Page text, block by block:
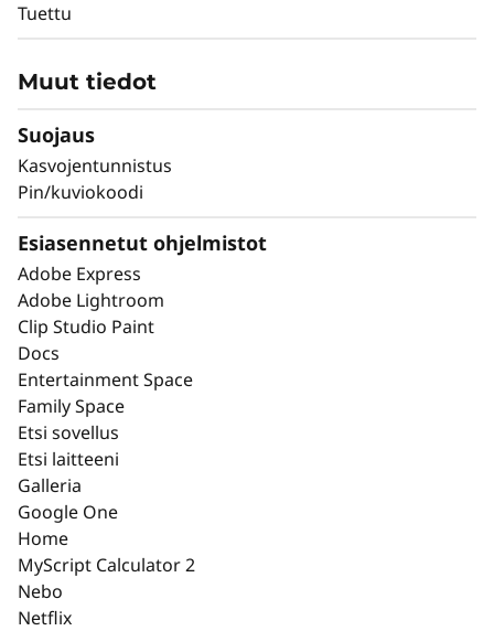
Huippulaadukas 11,1″ tabletti PureSight
Pro -näytöllä ja Dolby Vision
Tarkemmista kuvista älykkäämpiin eleisiin
Tuettu
Muut tiedot
Suojaus
Kasvojentunnistus
Pin/kuviokoodi
Esiasennetut ohjelmistot
Adobe Express
Adobe Lightroom
Clip Studio Paint
Docs
Entertainment Space
Family Space
Etsi sovellus
Etsi laitteeni
Galleria
Google One
Home
MyScript Calculator 2
Nebo
Netflix